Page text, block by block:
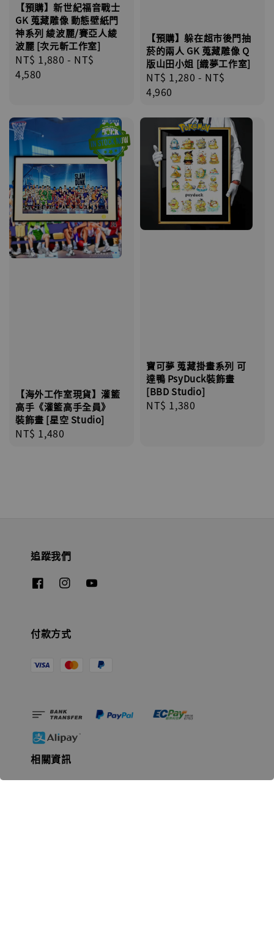
【預購】新世紀福音戰士
GK 蒐藏雕像 動態壁紙門
神系列 綾波麗/賽亞人綾
波麗 [次元斬工作室]
Regular
price
NT$ 1,880 - NT$
4,580
【預購】躲在超市後門抽
菸的兩人 GK 蒐藏雕像 Q
版山田小姐 [織夢工作室]
Regular
price
NT$ 1,280 - NT$
4,960
【海外工作室現貨】灌籃
高手《灌籃高手全員》
裝飾畫 [星空 Studio]
Regular
NT$ 1,480
寶可夢 蒐藏掛畫系列 可
達鴨 PsyDuck裝飾畫
[BBD Studio]
Regular
NT$ 1,380
追蹤我們
付款方式
相關資訊